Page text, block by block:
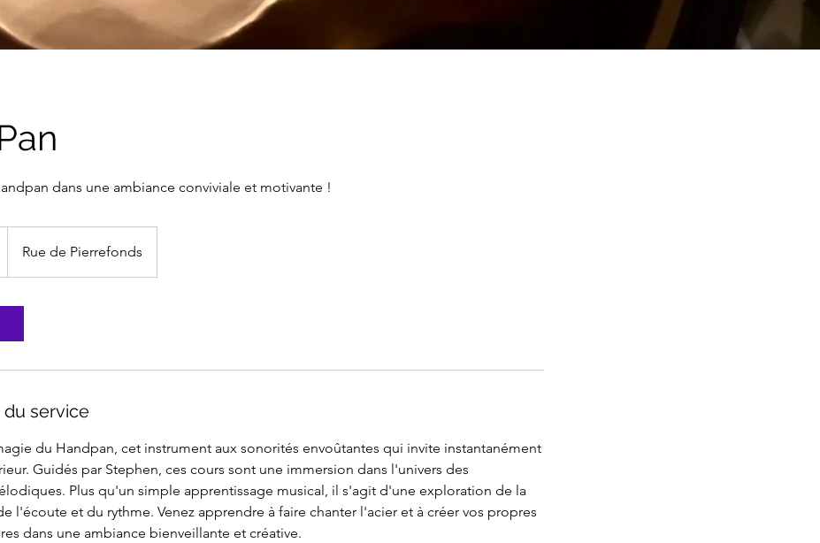
dans une ambiance conviviale et motivante !
Rue de Pierrefonds
service
du Handpan, cet instrument aux sonorités envoûtantes qui invite instantanément
Guidés par Stephen, ces cours sont une immersion dans l'univers des
Plus qu'un simple apprentissage musical, il s'agit d'une exploration de la
l'écoute et du rythme. Venez apprendre à faire chanter l'acier et à créer vos propres
dans une ambiance bienveillante et créative.